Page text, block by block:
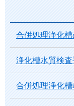
合併処理浄化
浄化槽水質検
合併処理浄化